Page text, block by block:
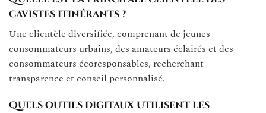
cavistes itinérants ?
Une clientèle diversifiée, comprenant de jeunes
consommateurs urbains, des amateurs éclairés et des
consommateurs écoresponsables, recherchant
transparence et conseil personnalisé.
Quels outils digitaux utilisent les